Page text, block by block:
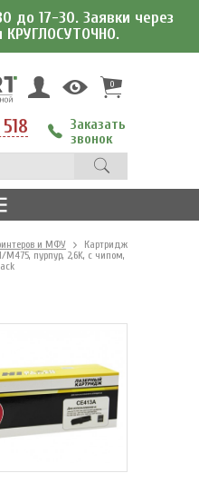
до 17-30. Заявки через
КРУГЛОСУТОЧНО.
0
Заказать
звонок
и МФУ
Картридж
M475, пурпур, 2,6K, с чипом,